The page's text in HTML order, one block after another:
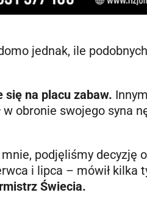
jednak, ile
się na placu zabaw.
w obronie swojego syna
podjęliśmy decyzję
i lipca – mówił kilka
Świecia.